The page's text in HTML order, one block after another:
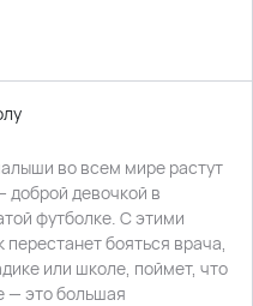
во всем мире растут
доброй девочкой в
футболке. С этими
перестанет бояться врача,
или школе, поймет, что
— это большая